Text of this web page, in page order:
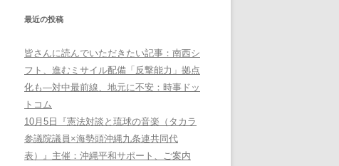
最近の投稿
皆さんに読んでいただきたい記事：南西シ
フト、進むミサイル配備「反撃能力」拠点
化も―対中最前線、地元に不安：時事ドッ
トコム
10月5日『憲法対談と琉球の音楽（タカラ
参議院議員×海勢頭沖縄九条連共同代
表）』主催：沖縄平和サポート、ご案内